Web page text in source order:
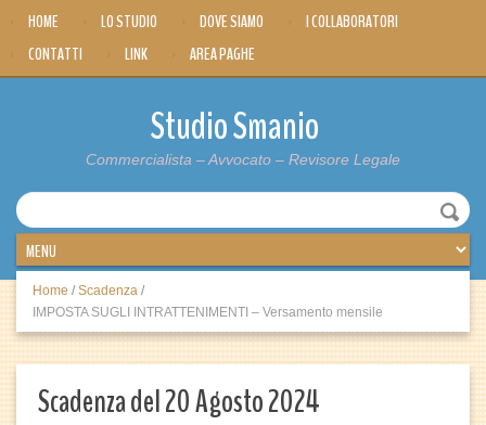
HOME LO STUDIO DOVE SIAMO
I COLLABORATORI
CONTATTI
LINK AREA PAGHE
Studio Smanio
Commercialista – Avvocato – Revisore Legale
Home / Scadenza /
IMPOSTA SUGLI INTRATTENIMENTI – Versamento mensile
Scadenza del 20 Agosto 2024